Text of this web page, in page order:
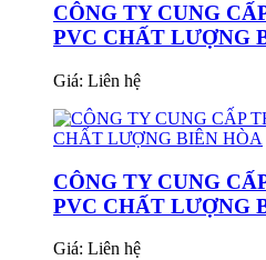
CÔNG TY CUNG
PVC CHẤT LƯỢNG
Giá: Liên hệ
CÔNG TY CUNG
PVC CHẤT LƯỢNG
Giá: Liên hệ